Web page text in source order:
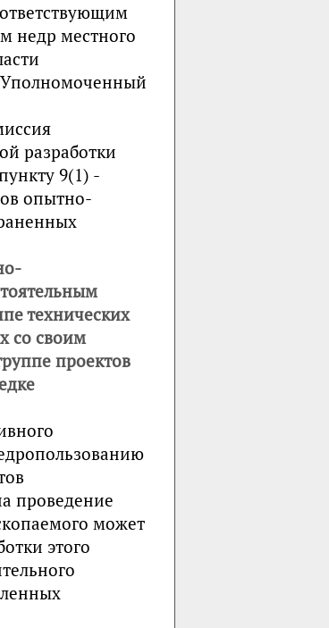
недр местного
Уполномоченный
разработки
9(1) -
опытно-
технических
со своим
проектов
проведение
может
этого